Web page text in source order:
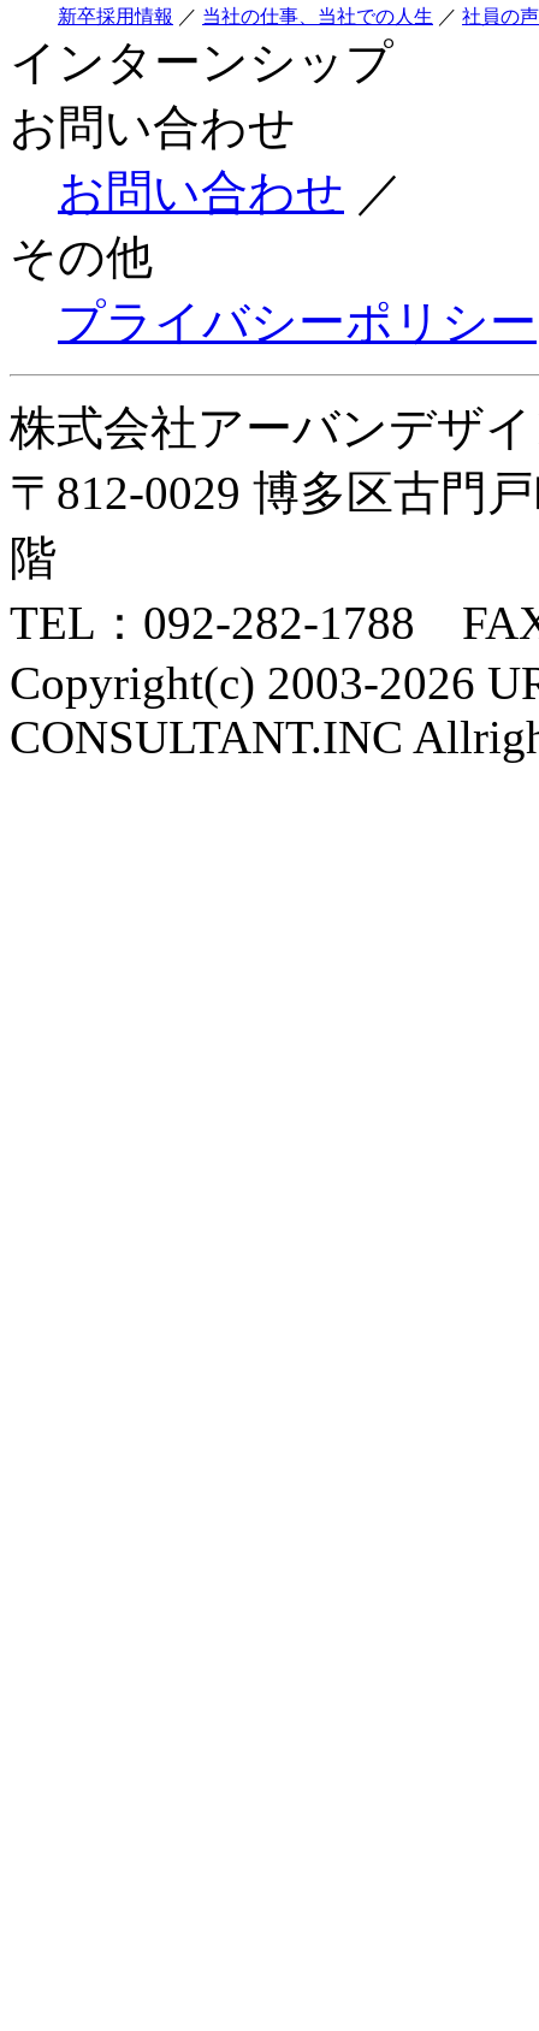
新卒採用情報 ／ 当社の仕事、当社での人生 ／ 社員の
インターンシップ
お問い合わせ
お問い合わせ ／
その他
プライバシーポリシー
株式会社アーバンデザ
〒812-0029 博多区古門
階
TEL：092-282-1788
Copyright(c) 2003-2026
CONSULTANT.INC